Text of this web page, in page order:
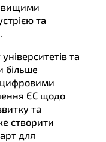
вищими
та
та
більше
цифровими
ЄС щодо
та
створити
для